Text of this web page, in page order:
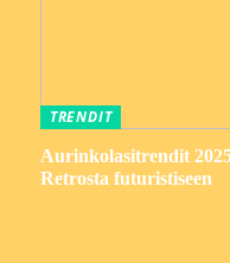
TRENDIT
Aurinkolasitrendit
Retrosta futuristiseen